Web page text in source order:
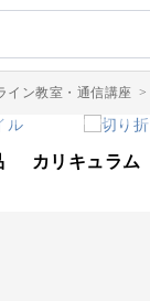
イン教室・通信講座 >
カリキュラム